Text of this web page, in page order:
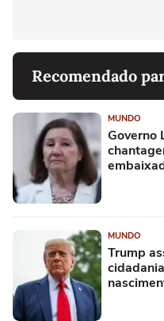
Recomendado
MUNDO
Governo
MUNDO
Trump